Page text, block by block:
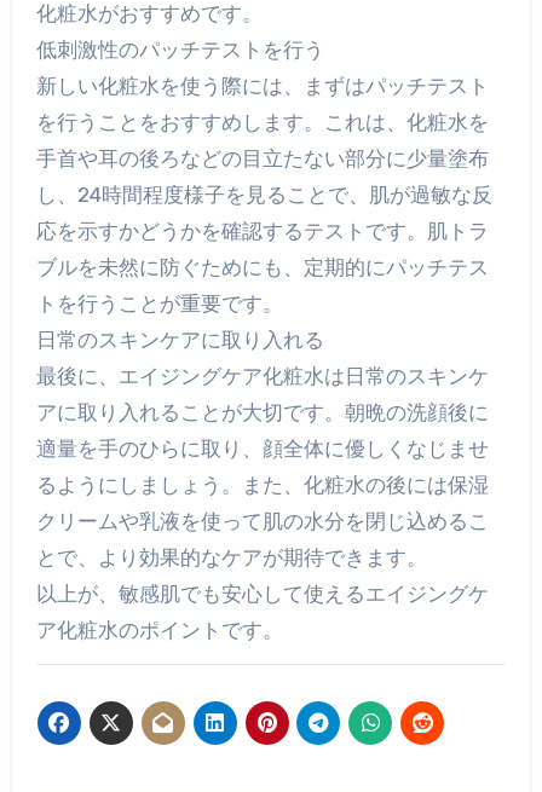
化粧水がおすすめです。
低刺激性のパッチテストを行う
新しい化粧水を使う際には、まずはパッチテスト
を行うことをおすすめします。これは、化粧水を
手首や耳の後ろなどの目立たない部分に少量塗布
し、24時間程度様子を見ることで、肌が過敏な反
応を示すかどうかを確認するテストです。肌トラ
ブルを未然に防ぐためにも、定期的にパッチテス
トを行うことが重要です。
日常のスキンケアに取り入れる
最後に、エイジングケア化粧水は日常のスキンケ
アに取り入れることが大切です。朝晩の洗顔後に
適量を手のひらに取り、顔全体に優しくなじませ
るようにしましょう。また、化粧水の後には保湿
クリームや乳液を使って肌の水分を閉じ込めるこ
とで、より効果的なケアが期待できます。
以上が、敏感肌でも安心して使えるエイジングケ
ア化粧水のポイントです。